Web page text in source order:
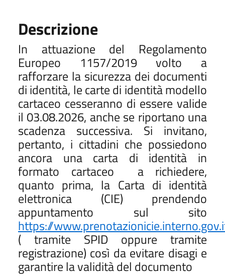
Descrizione
In attuazione del Regolamento
Europeo 1157/2019 volto a
rafforzare la sicurezza dei documenti
di identità, le carte di identità modello
cartaceo cesseranno di essere valide
il 03.08.2026, anche se riportano una
scadenza successiva. Si invitano,
pertanto, i cittadini che possiedono
ancora una carta di identità in
formato cartaceo a richiedere,
quanto prima, la Carta di identità
elettronica (CIE) prendendo
appuntamento sul sito
https://
( tramite SPID oppure tramite
registrazione) così da evitare disagi e
garantire la validità del documento